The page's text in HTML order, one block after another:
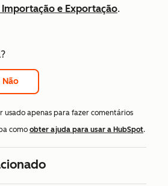
Importação e Exportação.
Não
usado apenas para fazer comentários
como obter ajuda para usar a HubSpot.